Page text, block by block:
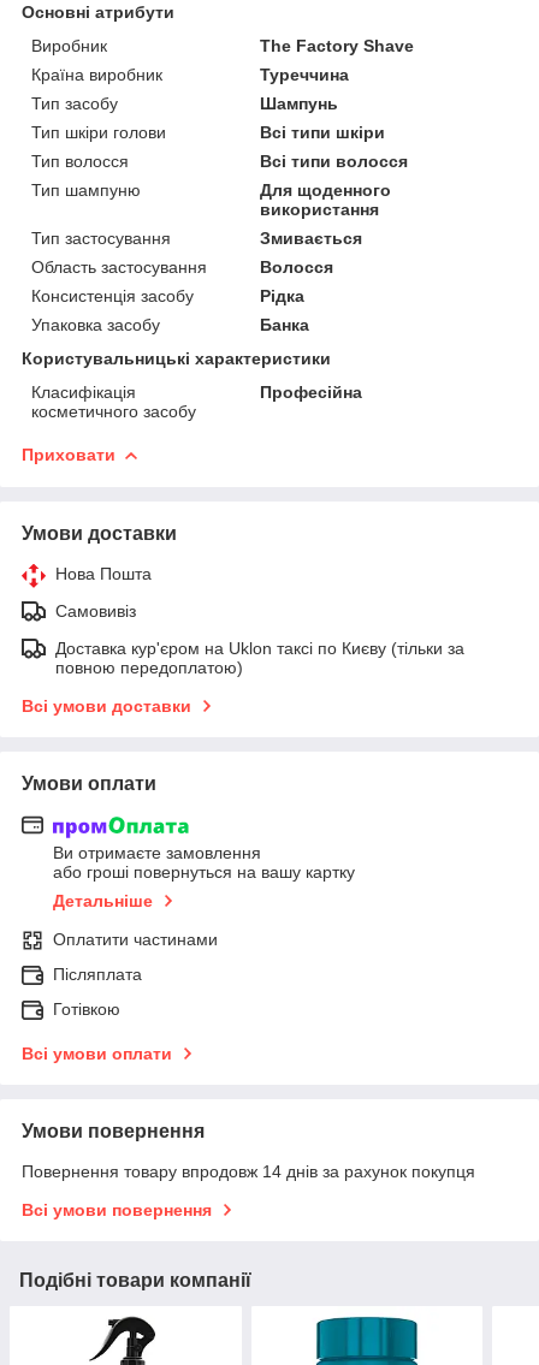
Основні атрибути
Виробник
The Factory Shave
Країна виробник
Туреччина
Тип засобу
Шампунь
Тип шкіри голови
Всі типи шкіри
Тип волосся
Всі типи волосся
Тип шампуню
Для щоденного
використання
Тип застосування
Змивається
Область застосування
Волосся
Консистенція засобу
Рідка
Упаковка засобу
Банка
Користувальницькі характеристики
Класифікація
косметичного засобу
Професійна
Приховати
Умови доставки
Нова Пошта
Самовивіз
Доставка кур'єром на Uklon таксі по Києву (тільки за
повною передоплатою)
Всі умови доставки
Умови оплати
Ви отримаєте замовлення
або гроші повернуться на вашу картку
Детальніше
Оплатити частинами
Післяплата
Готівкою
Всі умови оплати
Умови повернення
Повернення товару впродовж 14 днів за рахунок покупця
Всі умови повернення
Подібні товари компанії